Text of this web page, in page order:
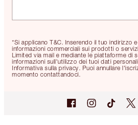
*Si applicano T&C. Inserendo il tuo indirizzo
informazioni commerciali sui prodotti o
Limited via mail e mediante le piattaforme di
informazioni sull'utilizzo dei tuoi dati
Informativa sulla privacy. Puoi annullare
momento contattandoci.